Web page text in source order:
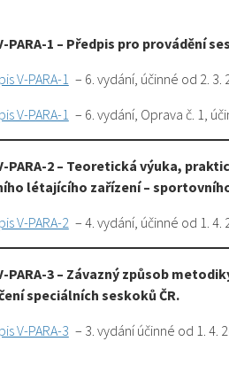
PARA-1 – Předpis pro provádění
V-PARA-1 – 6. vydání, účinné od 2. 3.
V-PARA-1 – 6. vydání, Oprava č. 1,
PARA-2 – Teoretická výuka,
létajícího zařízení –
V-PARA-2 – 4. vydání, účinné od 1. 4.
PARA-3 – Závazný způsob
speciálních seskoků ČR.
V-PARA-3 – 3. vydání účinné od 1. 4.